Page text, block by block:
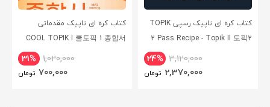
کتاب کره ای تاپیک رسپی TOPIK
2 Pass Recipe - Topik II 토픽2
24% 3,120,000
2,370,000 تومان
کتاب کره ای تاپیک مقدماتی
COOL TOPIK I 쿨토픽 1 종합서
31% 1,020,000
700,000 تومان